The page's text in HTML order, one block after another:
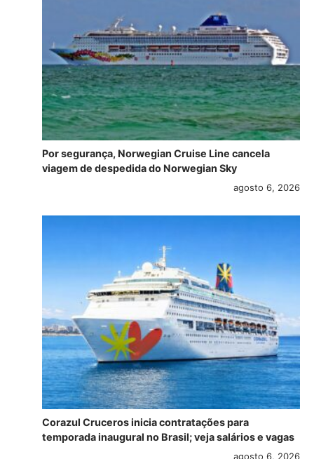
Por segurança, Norwegian Cruise Line cancela
viagem de despedida do Norwegian Sky
agosto 6, 2026
Corazul Cruceros inicia contratações para
temporada inaugural no Brasil; veja salários e vagas
agosto 6, 2026